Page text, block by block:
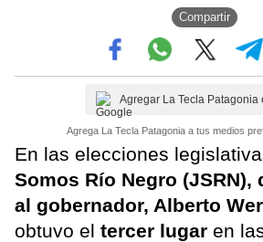
Compartir
Agregar La Tecla Patagonia
Agrega La Tecla Patagonia a tus medios
En las elecciones
Somos Río Negro (JSRN),
al gobernador, Alberto
obtuvo el tercer lugar en